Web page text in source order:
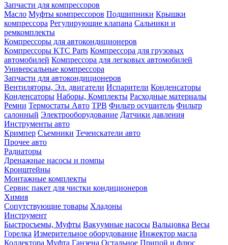
Запчасти для компрессоров
Масло Муфты компрессоров Подшипники Крышки
компрессора Регулирующие клапана Сальники и
ремкомплекты
Компрессоры для автокондиционеров
Компрессоры KTC Parts Компрессора для грузовых
автомобилей Компрессора для легковых автомобилей
Универсальные компрессора
Запчасти для автокондиционеров
Вентиляторы, Эл. двигатели Испарители Конденсаторы
Конденсаторы Наборы, Комплекты Расходные материалы
Ремни Термостаты Авто ТРВ Фильтр осушитель Фильтр
салонный Электрооборудование Датчики давления
Инструменты авто
Кримпер Съемники Течеискатели авто
Прочее авто
Радиаторы
Дренажные насосы и помпы
Кронштейны
Монтажные комплекты
Сервис пакет для чистки кондиционеров
Химия
Сопутствующие товары Хладоны
Инструмент
Быстросъемы, Муфты Вакуумные насосы Вальцовка Весы
Горелка Измерительное оборудование Инжектор масла
Коллектора Муфта Ганзена Остальное Припой и флюс